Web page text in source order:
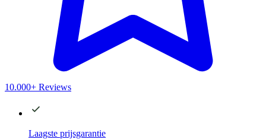
10.000+ Reviews
Laagste prijsgarantie